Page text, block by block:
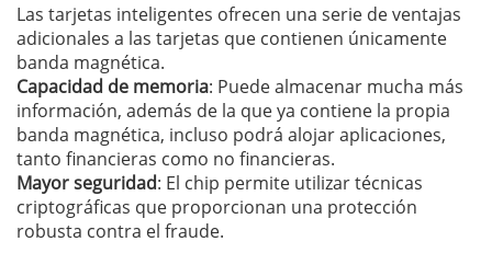
Las tarjetas inteligentes ofrecen una serie de ventajas
adicionales a las tarjetas que contienen únicamente
banda magnética.
Capacidad de memoria: Puede almacenar mucha más
información, además de la que ya contiene la propia
banda magnética, incluso podrá alojar aplicaciones,
tanto financieras como no financieras.
Mayor seguridad: El chip permite utilizar técnicas
criptográficas que proporcionan una protección
robusta contra el fraude.